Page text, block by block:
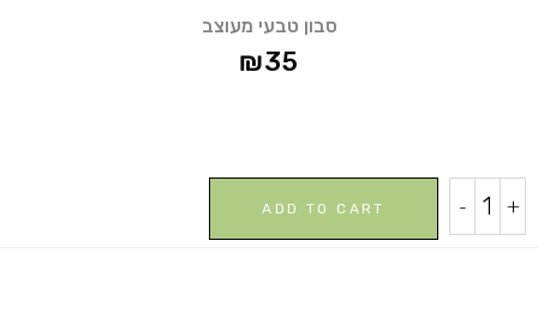
סבון טבעי מעוצב
₪35
טבעי
- +
ADD TO CART